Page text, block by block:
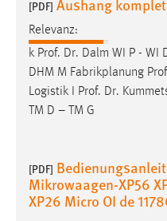
[PDF] Aushang
Relevanz:
k Prof. Dr. Dalm WI P - WI
DHM M Fabrikplanung
Logistik I Prof. Dr.
TM D – TM G
[PDF]
Mikrowaagen-XP56
XP26 Micro OI de
Name:
site-language-preference
Zweck:
Das Cookie speichert
Cookie Laufzeit:
Chat